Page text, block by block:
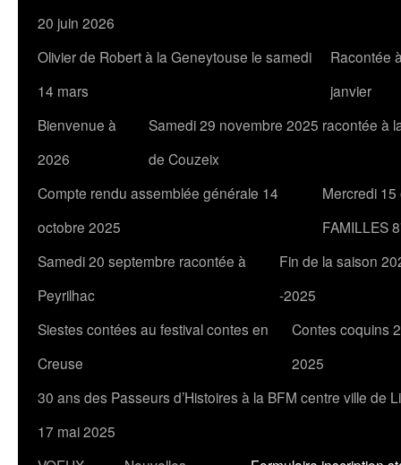
20 juin 2026
Olivier de Robert à la Geneytouse le samedi
14 mars
Racontée
janvier
Bienvenue à
2026
Samedi 29 novembre 2025 racontée à
de Couzeix
Compte rendu assemblée générale 14
octobre 2025
Mercredi
FAMILLES
Samedi 20 septembre racontée à
Peyrilhac
Fin de la saison
-2025
Siestes contées au festival contes en
Creuse
Contes coquins
2025
30 ans des Passeurs d’Histoires à la BFM centre ville de
17 mai 2025